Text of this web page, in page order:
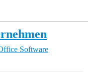
Software